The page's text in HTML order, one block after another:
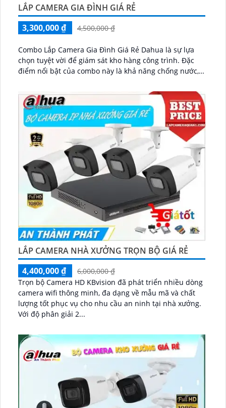
LẮP CAMERA GIA ĐÌNH GIÁ RẺ
3,300,000 ₫
4,500,000 ₫
Combo Lắp Camera Gia Đình Giá Rẻ Dahua là sự lựa
chọn tuyệt vời để giám sát kho hàng công trình. Đặc
điểm nổi bật của combo này là khả năng chống nước,
kiện thời tiết khắc nghiệt...
LẮP CAMERA NHÀ XƯỞNG TRỌN BỘ GIÁ RẺ
4,400,000 ₫
6,000,000 ₫
Trọn bộ Camera HD KBvision đã phát triển nhiều dòng
camera wifi thông minh, đa dạng về mẫu mã và chất
lượng tốt phục vụ cho nhu cầu an ninh tại nhà xưởng.
Với độ phân giải 2...